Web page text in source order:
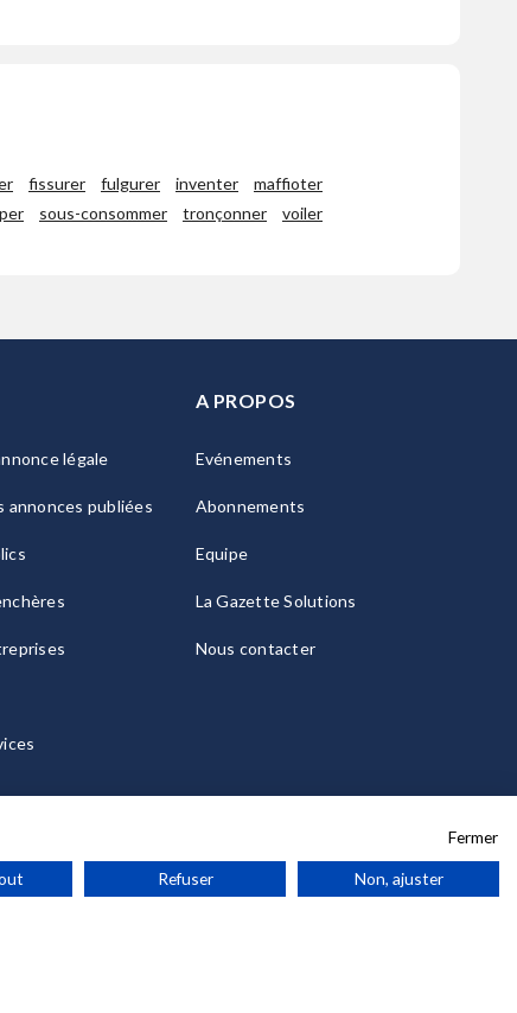
fissurer fulgurer inventer
maffioter
sous-consommer tronçonner voiler
légale
annonces publiées
A PROPOS
Evénements
Abonnements
Equipe
La Gazette Solutions
Nous contacter
Fermer
Refuser Non, ajuster